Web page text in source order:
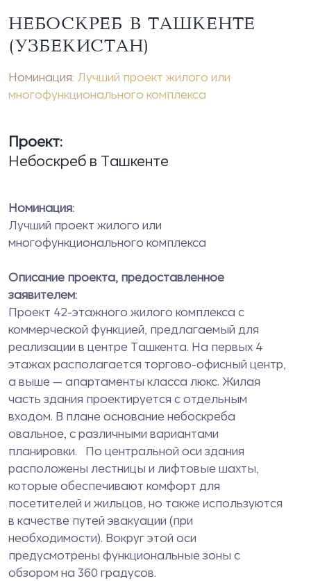
НЕБОСКРЕБ В ТАШКЕНТЕ
(УЗБЕКИСТАН)
Номинация: Лучший проект жилого или
многофункционального комплекса
Проект:
Небоскреб в Ташкенте
Номинация:
Лучший проект жилого или
многофункционального комплекса
Описание проекта, предоставленное
заявителем:
Проект 42-этажного жилого комплекса с
коммерческой функцией, предлагаемый для
реализации в центре Ташкента. На первых 4
этажах располагается торгово-офисный центр,
а выше — апартаменты класса люкс. Жилая
часть здания проектируется с отдельным
входом. В плане основание небоскреба
овальное, с различными вариантами
планировки. По центральной оси здания
расположены лестницы и лифтовые шахты,
которые обеспечивают комфорт для
посетителей и жильцов, но также используются
в качестве путей эвакуации (при
необходимости). Вокруг этой оси
предусмотрены функциональные зоны с
обзором на 360 градусов.